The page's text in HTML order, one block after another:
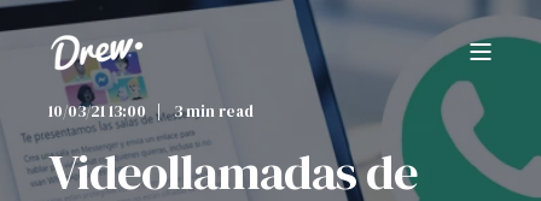
10/03/21 13:00 3 min read
Videollamadas de